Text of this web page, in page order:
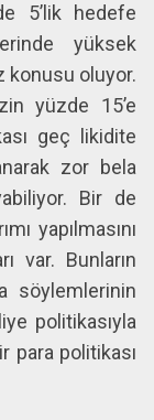
5’lik hedefe
yüksek
konusu oluyor.
yüzde 15’e
geç likidite
zor bela
Bir de
yapılmasını
var. Bunların
söylemlerinin
politikasıyla
para politikası